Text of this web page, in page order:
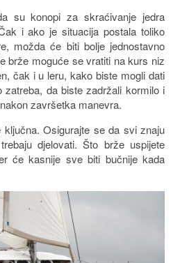
su konopi za skraćivanje jedra
i ako je situacija postala toliko
možda će biti bolje jednostavno
brže moguće se vratiti na kurs niz
čak i u leru, kako biste mogli dati
zatreba, da biste zadržali kormilo i
završetka manevra.
Osigurajte se da svi znaju
djelovati. Što brže uspijete
će kasnije sve biti bučnije kada